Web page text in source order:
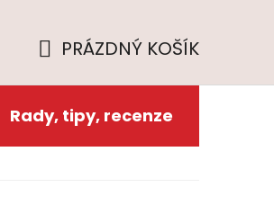
KOŠÍK
PRÁZDNÝ KOŠÍK
Rady, tipy, recenze